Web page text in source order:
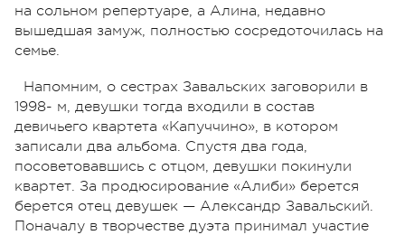
на сольном репертуаре, а Алина, недавно
вышедшая замуж, полностью сосредоточилась на
семье.
Напомним, о сестрах Завальских заговорили в
1998- м, девушки тогда входили в состав
девичьего квартета «Капуччино», в котором
записали два альбома. Спустя два года,
посоветовавшись с отцом, девушки покинули
квартет. За продюсирование «Алиби» берется
берется отец девушек — Александр Завальский.
Поначалу в творчестве дуэта принимал участие